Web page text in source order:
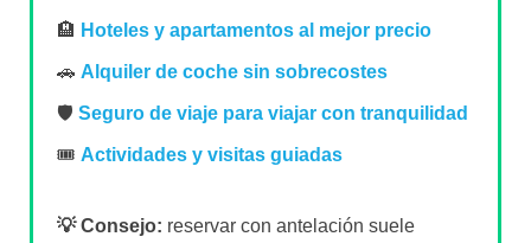
🏨 Hoteles y apartamentos al mejor precio
🚗 Alquiler de coche sin sobrecostes
🛡️ Seguro de viaje para viajar con tranquilidad
🎟️ Actividades y visitas guiadas
💡 Consejo: reservar con antelación suele